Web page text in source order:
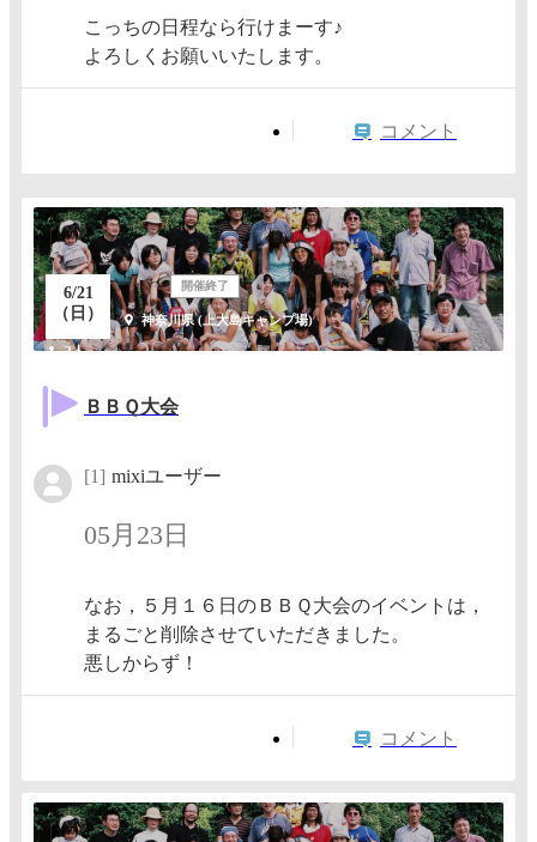
こっちの日程なら行けまーす♪
よろしくお願いいたします。
コメント
6/21
（日）
開催終了
神奈川県 (上大島キャンプ場)
2人
ＢＢＱ大会
[1] mixiユーザー
05月23日
なお，５月１６日のＢＢＱ大会のイベントは，
まるごと削除させていただきました。
悪しからず！
コメント